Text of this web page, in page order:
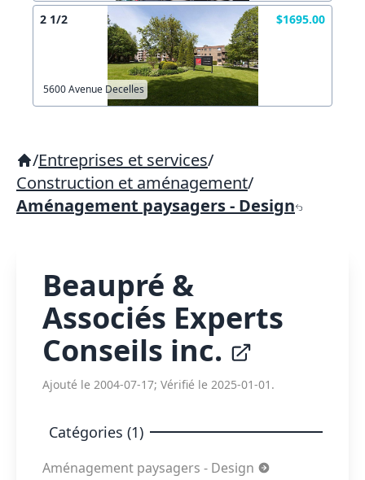
2 1/2 $1695.00
5600 Avenue Decelles
/Entreprises et services/
Construction et aménagement/
Aménagement paysagers - Design
Beaupré &
Associés Experts
Conseils inc.
Ajouté le 2004-07-17; Vérifié le 2025-01-01.
Catégories (1)
Aménagement paysagers - Design